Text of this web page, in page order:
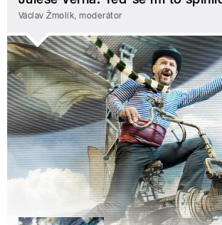
Václav Žmolík, moderátor